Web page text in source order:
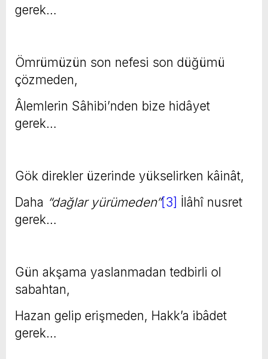
gerek…
Ömrümüzün son nefesi son düğümü
çözmeden,
Âlemlerin Sâhibi’nden bize hidâyet
gerek…
Gök direkler üzerinde yükselirken kâinât,
Daha “dağlar yürümeden”[3] İlâhî nusret
gerek…
Gün akşama yaslanmadan tedbirli ol
sabahtan,
Hazan gelip erişmeden, Hakk’a ibâdet
gerek…